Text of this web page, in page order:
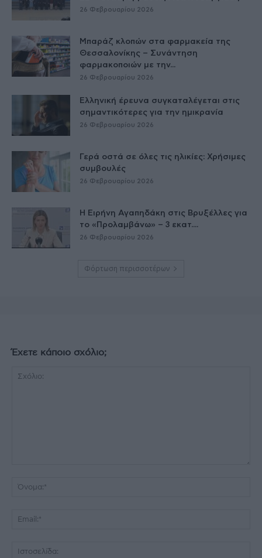
26 Φεβρουαρίου 2026
Μπαράζ κλοπών στα φαρμακεία της
Θεσσαλονίκης – Συνάντηση
φαρμακοποιών με την...
26 Φεβρουαρίου 2026
Ελληνική έρευνα συγκαταλέγεται στις
σημαντικότερες για την ημικρανία
26 Φεβρουαρίου 2026
Γερά οστά σε όλες τις ηλικίες: Χρήσιμες
συμβουλές
26 Φεβρουαρίου 2026
Η Ειρήνη Αγαπηδάκη στις Βρυξέλλες για
το «Προλαμβάνω» – 3 εκατ....
26 Φεβρουαρίου 2026
Φόρτωση περισσοτέρων
Έχετε κάποιο σχόλιο;